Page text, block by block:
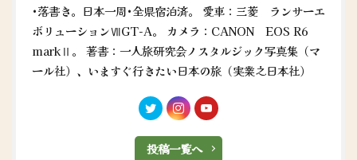
•落書き。日本一周•全県宿泊済。 愛車：三菱 ランサーエ
ボリューションⅦGT-A。 カメラ：CANON EOS R6
markⅡ。 著書：一人旅研究会ノスタルジック写真集（マ
ール社）、いますぐ行きたい日本の旅（実業之日本社）
投稿一覧へ